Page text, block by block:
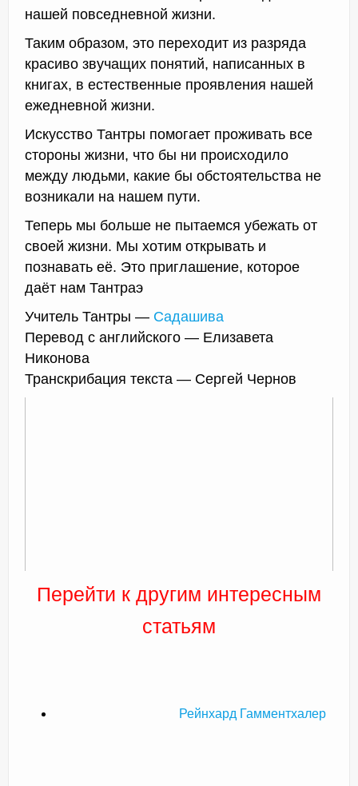
нашей повседневной жизни.
Таким образом, это переходит из разряда
красиво звучащих понятий, написанных в
книгах, в естественные проявления нашей
ежедневной жизни.
Искусство Тантры помогает проживать все
стороны жизни, что бы ни происходило
между людьми, какие бы обстоятельства не
возникали на нашем пути.
Теперь мы больше не пытаемся убежать от
своей жизни. Мы хотим открывать и
познавать её. Это приглашение, которое
даёт нам Тантраэ
Учитель Тантры — Садашива
Перевод с английского — Елизавета
Никонова
Транскрибация текста — Сергей Чернов
Перейти к другим интересным
статьям
Рейнхард Гамментхалер